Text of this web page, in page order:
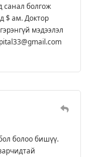
санал болгож
$ ам. Доктор
мэдээлэл
болоо бишүү.